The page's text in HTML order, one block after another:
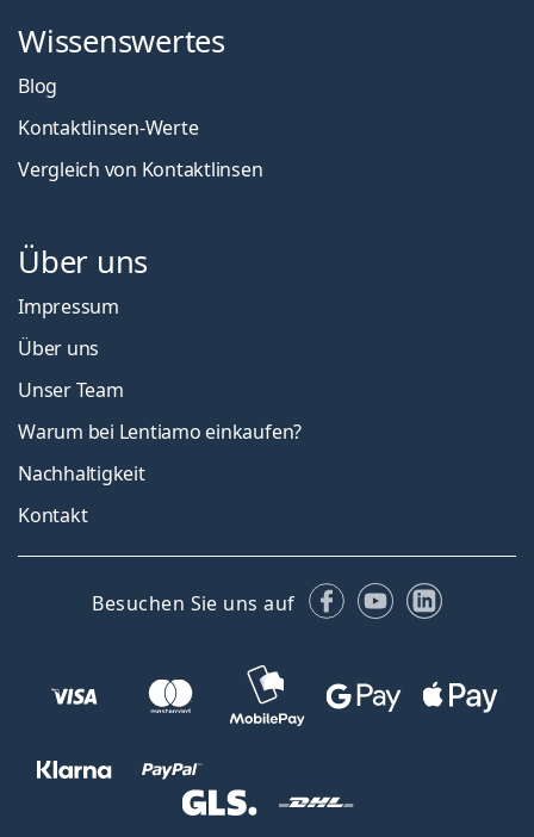
Wissenswertes
Blog
Kontaktlinsen-Werte
Vergleich von Kontaktlinsen
Über uns
Impressum
Über uns
Unser Team
Warum bei Lentiamo einkaufen?
Nachhaltigkeit
Kontakt
Besuchen Sie uns auf Facebook
YouTubeLinkedIn